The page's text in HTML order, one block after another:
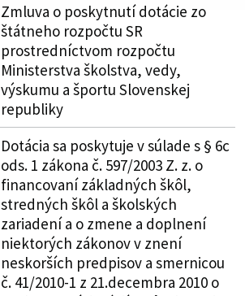
Zmluva o poskytnutí dotácie zo
štátneho rozpočtu SR
prostredníctvom rozpočtu
Ministerstva školstva, vedy,
výskumu a športu Slovenskej
republiky
Dotácia sa poskytuje v súlade s § 6c
ods. 1 zákona č. 597/2003 Z. z. o
financovaní základných škôl,
stredných škôl a školských
zariadení a o zmene a doplnení
niektorých zákonov v znení
neskorších predpisov a smernicou
č. 41/2010-1 z 21.decembra 2010 o